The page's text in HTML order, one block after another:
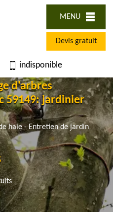
MENU
Devis gratuit
indisponible
d'arbres
59149: jardinier
haie - Entretien de jardin